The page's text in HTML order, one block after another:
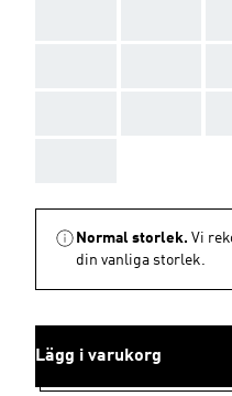
Normal storlek. Vi
din vanliga storlek.
Lägg i varukorg